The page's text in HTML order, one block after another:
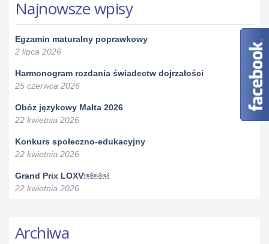
Najnowsze wpisy
Egzamin maturalny poprawkowy
2 lipca 2026
Harmonogram rozdania świadectw dojrzałości
25 czerwca 2026
Obóz językowy Malta 2026
22 kwietnia 2026
Konkurs społeczno-edukacyjny
22 kwietnia 2026
Grand Prix LOXV￼￼￼
22 kwietnia 2026
Archiwa